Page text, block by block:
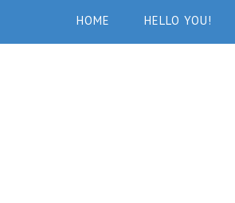
HOME HELLO YOU!